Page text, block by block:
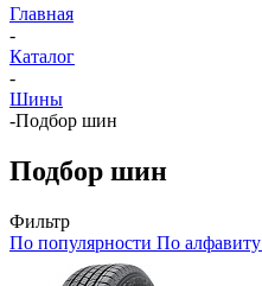
Главная
-
Каталог
-
Шины
-Подбор шин
Подбор шин
Фильтр
По популярности По алфавиту